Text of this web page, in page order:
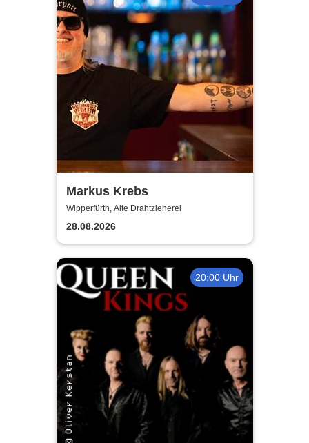
Markus Krebs
Wipperfürth, Alte Drahtzieherei
28.08.2026
20:00 Uhr